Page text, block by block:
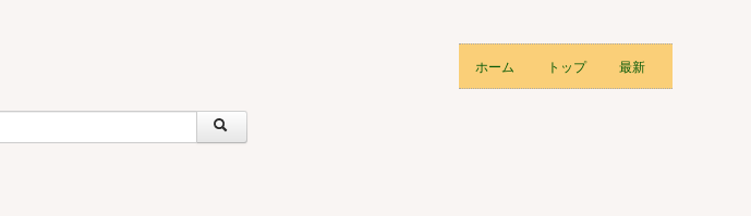
ホーム トップ 最新